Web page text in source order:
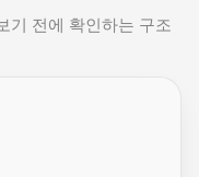
기 전에 확인하는 구조